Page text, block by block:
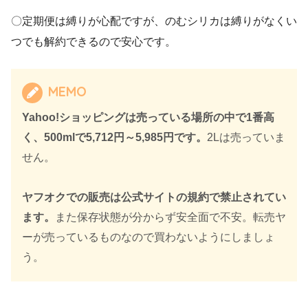
〇定期便は縛りが心配ですが、のむシリカは縛りがなくい
つでも解約できるので安心です。
MEMO
Yahoo!ショッピングは売っている場所の中で1番高
く、500mlで5,712円～5,985円です。 2Lは売っていま
せん。
ヤフオクでの販売は公式サイトの規約で禁止されてい
ます。
また保存状態が分からず安全面で不安。転売ヤ
ーが売っているものなので買わないようにしましょ
う。